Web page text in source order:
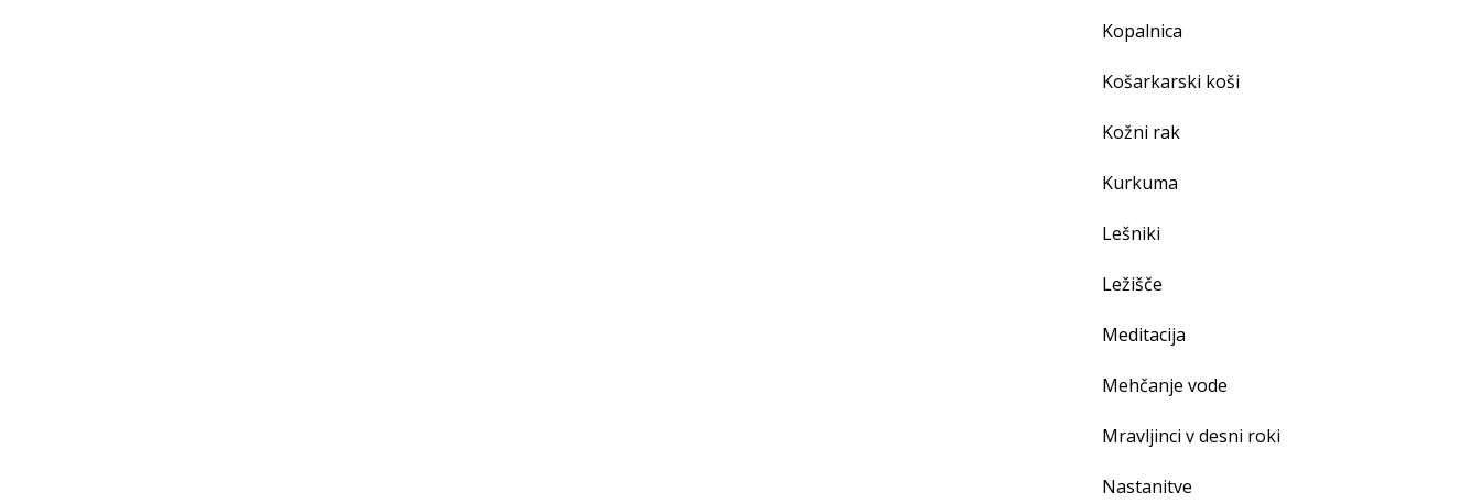
Kopalnica
Košarkarski koši
Kožni rak
Kurkuma
Lešniki
Ležišče
Meditacija
Mehčanje vode
Mravljinci v desni roki
Nastanitve